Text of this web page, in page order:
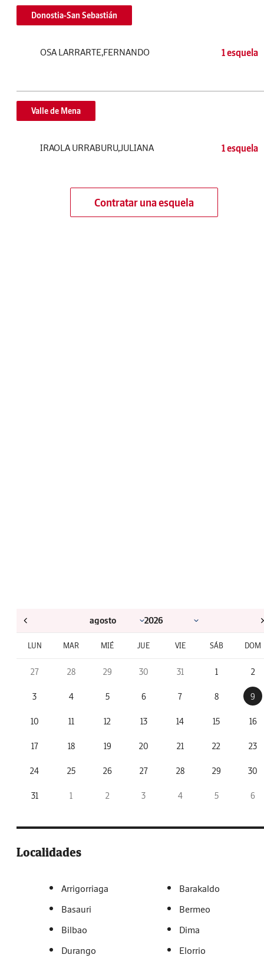
Donostia-San Sebastián
OSA LARRARTE,FERNANDO 1 esquela
Valle de Mena
IRAOLA URRABURU,JULIANA 1 esquela
Contratar una esquela
LUN MAR MIÉ JUE VIE SÁB DOM
27 28 29 30 31 1 2
3 4 5 6 7 8 9
10 11 12 13 14 15 16
17 18 19 20 21 22 23
24 25 26 27 28 29 30
31 1 2 3 4 5 6
Localidades
Arrigorriaga
Barakaldo
Basauri
Bermeo
Bilbao
Dima
Durango
Elorrio